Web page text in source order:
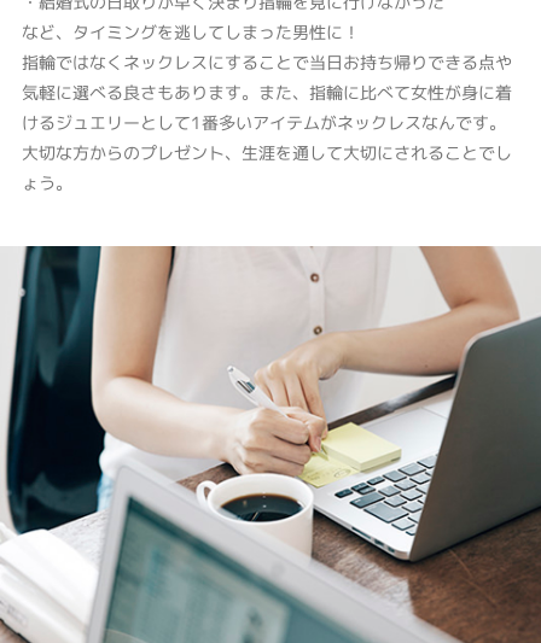
など、タイミングを逃してしまった男性に！
指輪ではなくネックレスにすることで当日お持ち帰りできる点や
気軽に選べる良さもあります。また、指輪に比べて女性が身に着
けるジュエリーとして1番多いアイテムがネックレスなんです。
大切な方からのプレゼント、生涯を通して大切にされることでし
ょう。